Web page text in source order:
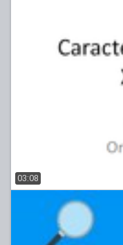
03:08